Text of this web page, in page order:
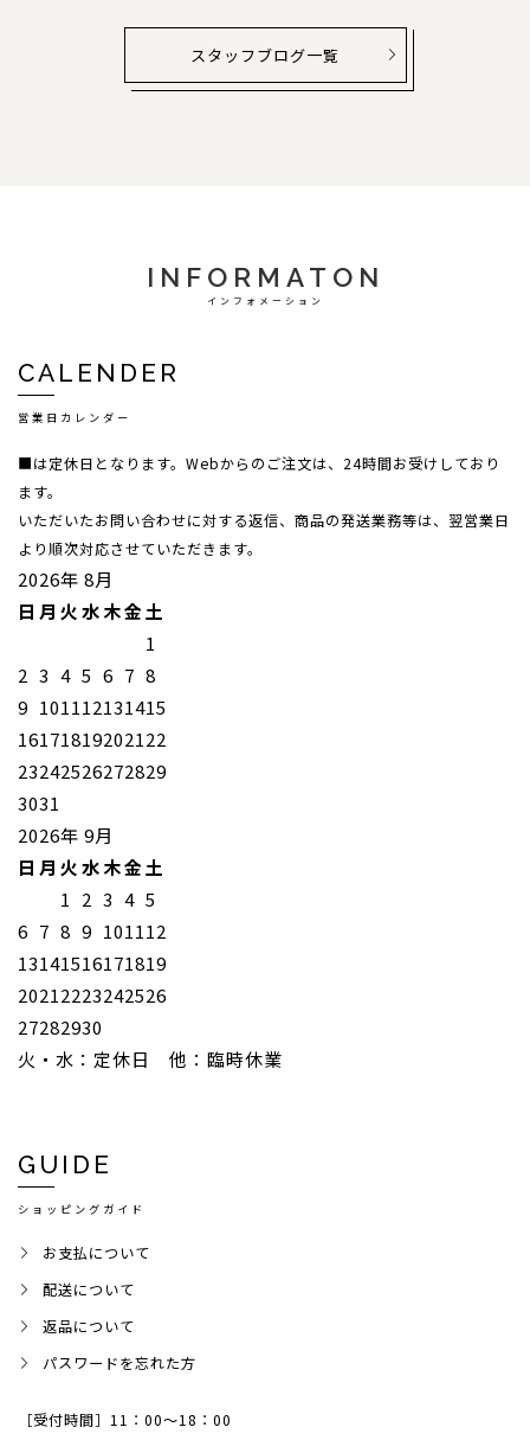
スタッフブログ一覧
INFORMATON
インフォメーション
CALENDER
営業日カレンダー
■は定休日となります。Webからのご注文は、24時間お受けしており
ます。
いただいたお問い合わせに対する返信、商品の発送業務等は、翌営業日
より順次対応させていただきます。
2026年 8月
日 月 火水木金 土
1
2 3 4 5 6 7 8
9 101112131415
16171819202122
23242526272829
3031
2026年 9月
日 月 火水木金 土
1 2 3 4 5
6 7 8 9 101112
13141516171819
20212223242526
27282930
火・水：定休日 他：臨時休業
GUIDE
ショッピングガイド
お支払について
配送について
返品について
パスワードを忘れた方
［受付時間］11：00～18：00